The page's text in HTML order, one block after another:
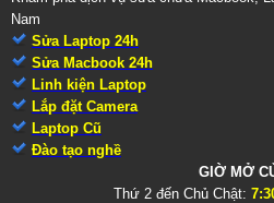
Nam
Sửa Laptop 24h
Sửa Macbook 24h
Linh kiện Laptop
Lắp đặt Camera
Laptop Cũ
Đào tạo nghề
GIỜ MỞ
Thứ 2 đến Chủ Chật: